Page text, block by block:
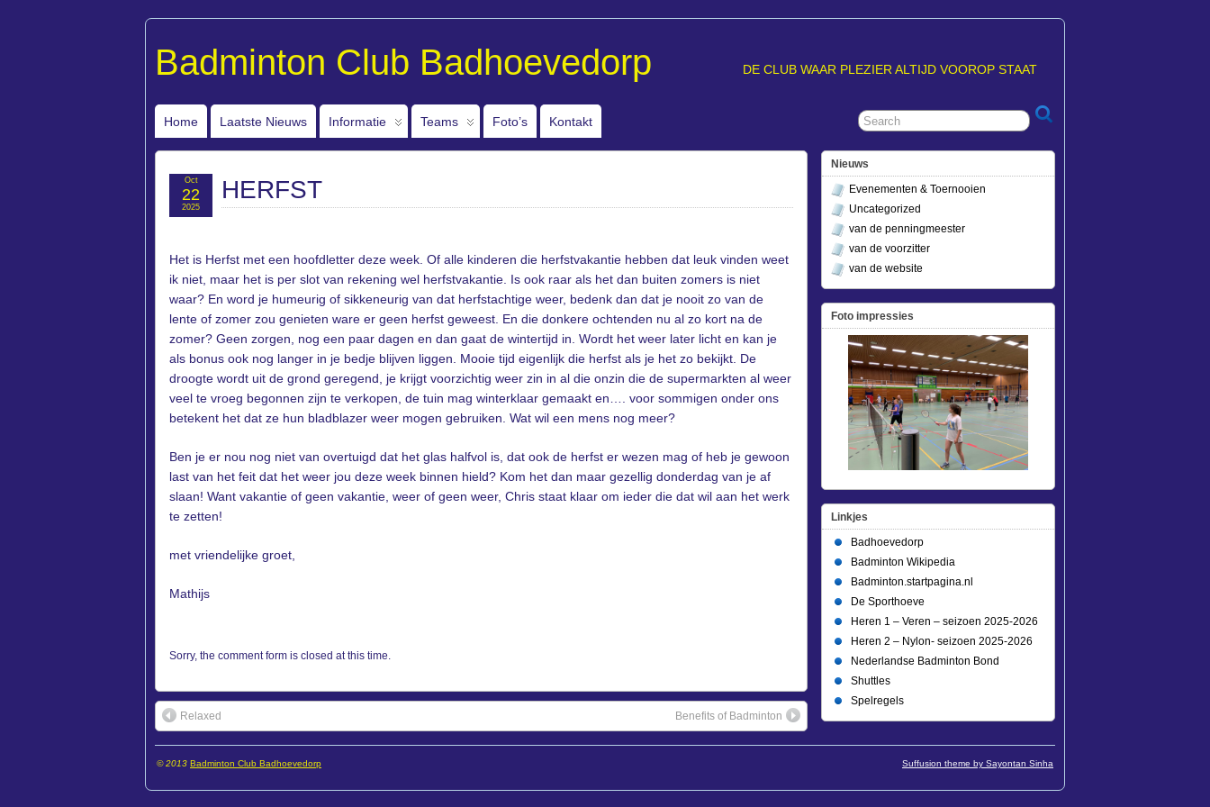
Badminton Club Badhoevedorp DE CLUB WAAR PLEZIER ALTIJD VOOROP STAAT
Home Laatste Nieuws Informatie Teams Foto’s Kontakt
HERFST
Oct
22
2025
Het is Herfst met een hoofdletter deze week. Of alle kinderen die herfstvakantie hebben dat leuk vinden weet
ik niet, maar het is per slot van rekening wel herfstvakantie. Is ook raar als het dan buiten zomers is niet
waar? En word je humeurig of sikkeneurig van dat herfstachtige weer, bedenk dan dat je nooit zo van de
lente of zomer zou genieten ware er geen herfst geweest. En die donkere ochtenden nu al zo kort na de
zomer? Geen zorgen, nog een paar dagen en dan gaat de wintertijd in. Wordt het weer later licht en kan je
als bonus ook nog langer in je bedje blijven liggen. Mooie tijd eigenlijk die herfst als je het zo bekijkt. De
droogte wordt uit de grond geregend, je krijgt voorzichtig weer zin in al die onzin die de supermarkten al weer
veel te vroeg begonnen zijn te verkopen, de tuin mag winterklaar gemaakt en…. voor sommigen onder ons
betekent het dat ze hun bladblazer weer mogen gebruiken. Wat wil een mens nog meer?
Ben je er nou nog niet van overtuigd dat het glas halfvol is, dat ook de herfst er wezen mag of heb je gewoon
last van het feit dat het weer jou deze week binnen hield? Kom het dan maar gezellig donderdag van je af
slaan! Want vakantie of geen vakantie, weer of geen weer, Chris staat klaar om ieder die dat wil aan het werk
te zetten!
met vriendelijke groet,
Mathijs
Sorry, the comment form is closed at this time.
Relaxed Benefits of Badminton
Nieuws
Evenementen & Toernooien
Uncategorized
van de penningmeester
van de voorzitter
van de website
Foto impressies
Linkjes
Badhoevedorp
Badminton Wikipedia
Badminton.startpagina.nl
De Sporthoeve
Heren 1 – Veren – seizoen 2025-2026
Heren 2 – Nylon- seizoen 2025-2026
Nederlandse Badminton Bond
Shuttles
Spelregels
© 2013 Badminton Club Badhoevedorp Suffusion theme by Sayontan Sinha